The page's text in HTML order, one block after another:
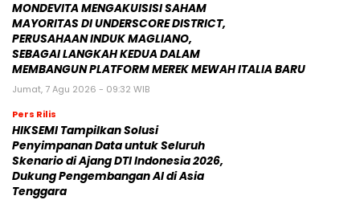
MONDEVITA MENGAKUISISI SAHAM
MAYORITAS DI UNDERSCORE DISTRICT,
PERUSAHAAN INDUK MAGLIANO,
SEBAGAI LANGKAH KEDUA DALAM
MEMBANGUN PLATFORM MEREK MEWAH ITALIA BARU
Jumat, 7 Agu 2026 - 09:32 WIB
Pers Rilis
HIKSEMI Tampilkan Solusi
Penyimpanan Data untuk Seluruh
Skenario di Ajang DTI Indonesia 2026,
Dukung Pengembangan AI di Asia
Tenggara